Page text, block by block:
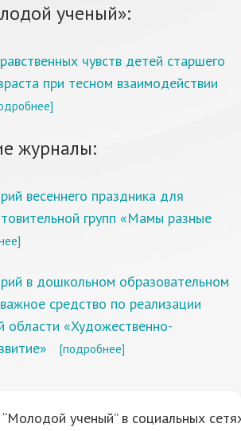
ученый»:
чувств детей старшего
при тесном взаимодействии
журналы:
весеннего праздника для
групп «Мамы разные
в дошкольном образовательном
средство по реализации
области «Художественно-
[подробнее]
ученый” в социальных